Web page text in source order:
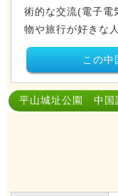
術的な交流(電子電
物や旅行が好きな
この中
平山城址公園 中国